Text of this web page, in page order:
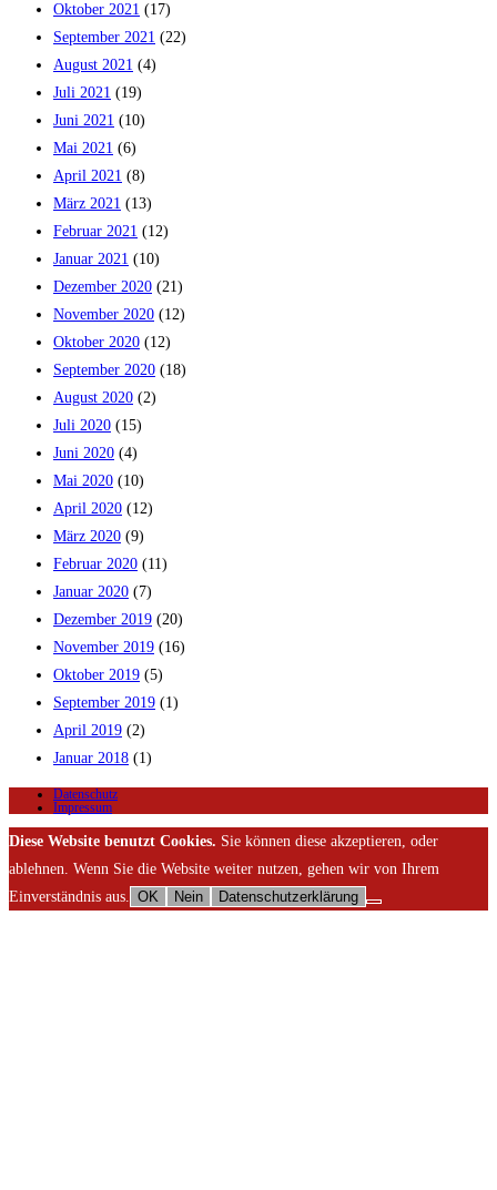
Oktober 2021 (17)
September 2021 (22)
August 2021 (4)
Juli 2021 (19)
Juni 2021 (10)
Mai 2021 (6)
April 2021 (8)
März 2021 (13)
Februar 2021 (12)
Januar 2021 (10)
Dezember 2020 (21)
November 2020 (12)
Oktober 2020 (12)
September 2020 (18)
August 2020 (2)
Juli 2020 (15)
Juni 2020 (4)
Mai 2020 (10)
April 2020 (12)
März 2020 (9)
Februar 2020 (11)
Januar 2020 (7)
Dezember 2019 (20)
November 2019 (16)
Oktober 2019 (5)
September 2019 (1)
April 2019 (2)
Januar 2018 (1)
Datenschutz
Impressum
Diese Website benutzt Cookies. Sie können diese akzeptieren, oder
ablehnen. Wenn Sie die Website weiter nutzen, gehen wir von Ihrem
Einverständnis aus.
OK Nein Datenschutzerklärung